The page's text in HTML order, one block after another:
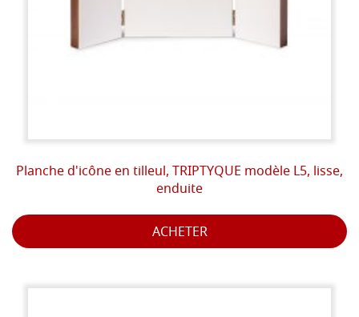
Planche d'icône en tilleul, TRIPTYQUE modèle L5, lisse,
enduite
ACHETER